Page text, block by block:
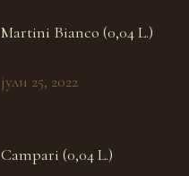
Martini Bianco (0,04 L.)
јули 25, 2022
Campari (0,04 L.)